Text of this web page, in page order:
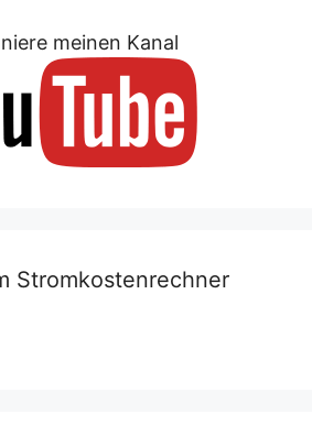
meinen Kanal
Stromkostenrechner